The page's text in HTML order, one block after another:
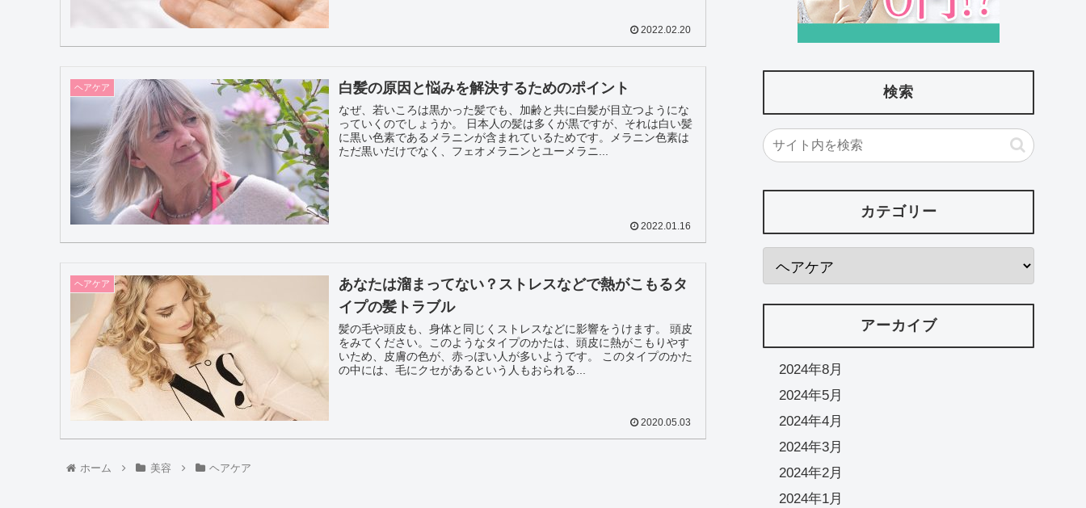
2022.02.20
ヘアケア 白髪の原因と悩みを解決するためのポイント
なぜ、若いころは黒かった髪でも、加齢と共に白髪が目立つようにな
っていくのでしょうか。 日本人の髪は多くが黒ですが、それは白い髪
に黒い色素であるメラニンが含まれているためです。メラニン色素は
ただ黒いだけでなく、フェオメラニンとユーメラニ...
2022.01.16
ヘアケア
あなたは溜まってない？ストレスなどで熱がこもるタ
イプの髪トラブル
髪の毛や頭皮も、身体と同じくストレスなどに影響をうけます。 頭皮
をみてください。このようなタイプのかたは、頭皮に熱がこもりやす
いため、皮膚の色が、赤っぽい人が多いようです。 このタイプのかた
の中には、毛にクセがあるという人もおられる...
2020.05.03
ホーム 美容 ヘアケア
検索
カテゴリー
アーカイブ
2024年8月
2024年5月
2024年4月
2024年3月
2024年2月
2024年1月